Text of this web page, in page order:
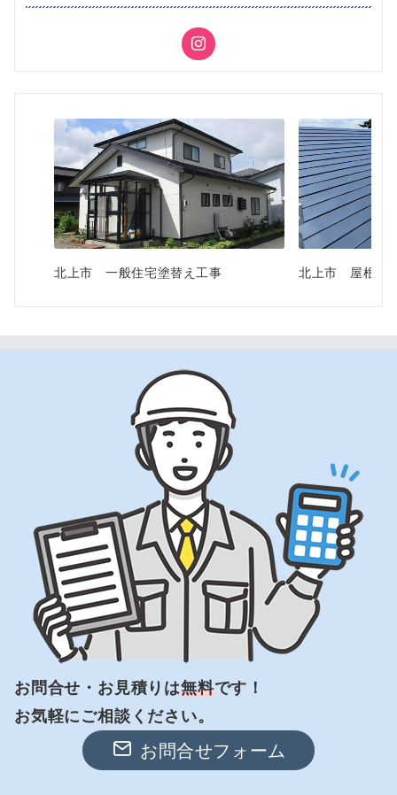
北上市 一般住宅塗替え工事 北上市 屋根塗
お問合せ・お見積りは無料です！
お気軽にご相談ください。
お問合せフォーム